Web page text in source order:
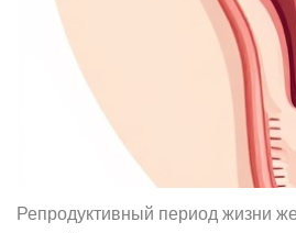
Репродуктивный период жизни